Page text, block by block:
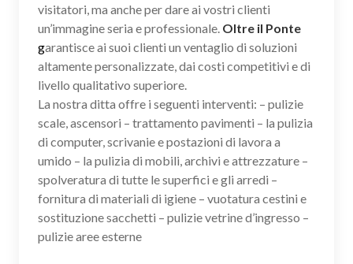
visitatori, ma anche per dare ai vostri clienti
un’immagine seria e professionale. Oltre il Ponte
garantisce ai suoi clienti un ventaglio di soluzioni
altamente personalizzate, dai costi competitivi e di
livello qualitativo superiore.
La nostra ditta offre i seguenti interventi: – pulizie
scale, ascensori – trattamento pavimenti – la pulizia
di computer, scrivanie e postazioni di lavora a
umido – la pulizia di mobili, archivi e attrezzature –
spolveratura di tutte le superfici e gli arredi –
fornitura di materiali di igiene – vuotatura cestini e
sostituzione sacchetti – pulizie vetrine d’ingresso –
pulizie aree esterne